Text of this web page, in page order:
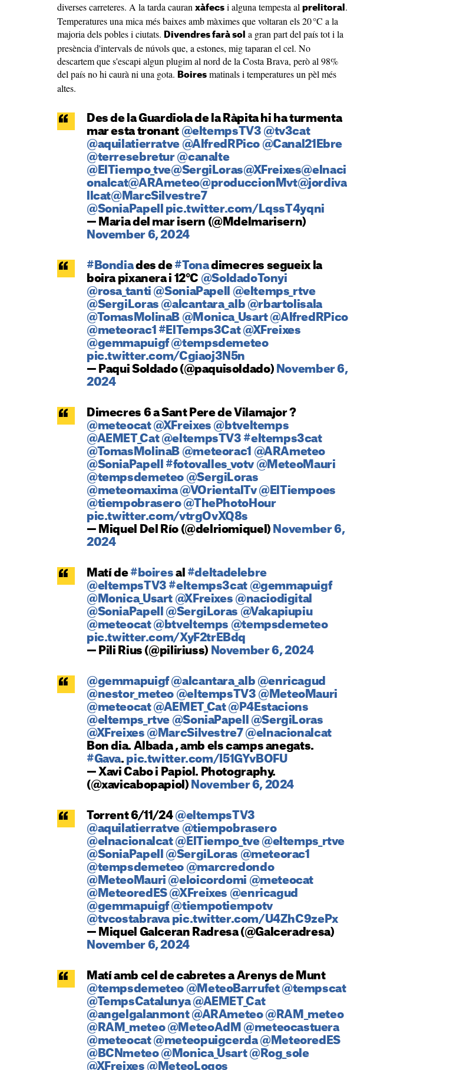
diverses carreteres. A la tarda cauran xàfecs i alguna tempesta al prelitoral .
Temperatures una mica més baixes amb màximes que voltaran els 20 °C a la
majoria dels pobles i ciutats. Divendres farà sol a gran part del país tot i la
presència d'intervals de núvols que, a estones, mig taparan el cel. No
descartem que s'escapi algun plugim al nord de la Costa Brava, però al 98%
del país no hi caurà ni una gota. Boires matinals i temperatures un pèl més
altes.
Des de la Guardiola de la Ràpita hi ha turmenta
mar esta tronant @eltempsTV3 @tv3cat
@aquilatierratve @AlfredRPico @Canal21Ebre
@terresebretur @canalte
@ElTiempo_tve@SergiLoras@XFreixes@elnaci
onalcat@ARAmeteo@produccionMvt@jordiva
llcat@MarcSilvestre7
@SoniaPapell
pic.twitter.com/LqssT4yqni
— Maria del mar isern (@Mdelmarisern)
November 6, 2024
#Bondiades de #Tonadimecres segueix la
boira pixanera i 12°C @SoldadoTonyi
@rosa_tanti @SoniaPapell
@eltemps_rtve
@SergiLoras @alcantara_alb @rbartolisala
@TomasMolinaB @Monica_Usart @AlfredRPico
@meteorac1 #ElTemps3Cat @XFreixes
@gemmapuigf @tempsdemeteo
pic.twitter.com/Cgiaoj3N5n
— Paqui Soldado (@paquisoldado) November 6,
2024
Dimecres 6 a Sant Pere de Vilamajor ?
@meteocat @XFreixes @btveltemps
@AEMET_Cat @eltempsTV3 #eltemps3cat
@TomasMolinaB @meteorac1 @ARAmeteo
@SoniaPapell
#fotovalles_votv @MeteoMauri
@tempsdemeteo @SergiLoras
@meteomaxima @VOrientalTv @ElTiempoes
@tiempobrasero @ThePhotoHour
pic.twitter.com/vtrgOvXQ8s
— Miquel Del Río (@delriomiquel) November 6,
2024
Matí de #boires al #deltadelebre
@eltempsTV3 #eltemps3cat @gemmapuigf
@Monica_Usart @XFreixes @naciodigital
@SoniaPapell
@SergiLoras @Vakapiupiu
@meteocat @btveltemps @tempsdemeteo
pic.twitter.com/XyF2trEBdq
— Pili Rius (@piliriuss) November 6, 2024
@gemmapuigf @alcantara_alb @enricagud
@nestor_meteo @eltempsTV3 @MeteoMauri
@meteocat @AEMET_Cat @P4Estacions
@eltemps_rtve @SoniaPapell
@SergiLoras
@XFreixes @MarcSilvestre7 @elnacionalcat
Bon dia. Albada , amb els camps anegats.
#Gava. pic.twitter.com/I51GYvBOFU
— Xavi Cabo i Papiol. Photography.
(@xavicabopapiol) November 6, 2024
Torrent 6/11/24 @eltempsTV3
@aquilatierratve @tiempobrasero
@elnacionalcat @ElTiempo_tve @eltemps_rtve
@SoniaPapell
@SergiLoras @meteorac1
@tempsdemeteo @marcredondo
@MeteoMauri @eloicordomi @meteocat
@MeteoredES @XFreixes @enricagud
@gemmapuigf @tiempotiempotv
@tvcostabrava pic.twitter.com/U4ZhC9zePx
— Miquel Galceran Radresa (@Galceradresa)
November 6, 2024
Matí amb cel de cabretes a Arenys de Munt
@tempsdemeteo @MeteoBarrufet @tempscat
@TempsCatalunya @AEMET_Cat
@angelgalanmont @ARAmeteo @RAM_meteo
@RAM_meteo @MeteoAdM @meteocastuera
@meteocat @meteopuigcerda @MeteoredES
@BCNmeteo @Monica_Usart @Rog_sole
@XFreixes @MeteoLogos